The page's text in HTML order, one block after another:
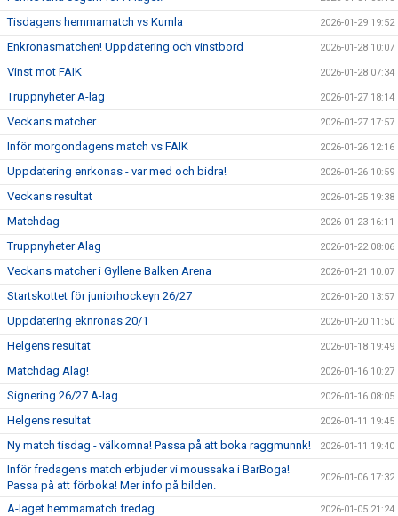
Tisdagens hemmamatch vs Kumla 2026-01-29 19:52
Enkronasmatchen! Uppdatering och vinstbord 2026-01-28 10:07
Vinst mot FAIK 2026-01-28 07:34
Truppnyheter A-lag 2026-01-27 18:14
Veckans matcher 2026-01-27 17:57
Inför morgondagens match vs FAIK 2026-01-26 12:16
Uppdatering enrkonas - var med och bidra! 2026-01-26 10:59
Veckans resultat 2026-01-25 19:38
Matchdag 2026-01-23 16:11
Truppnyheter Alag 2026-01-22 08:06
Veckans matcher i Gyllene Balken Arena 2026-01-21 10:07
Startskottet för juniorhockeyn 26/27 2026-01-20 13:57
Uppdatering eknronas 20/1 2026-01-20 11:50
Helgens resultat 2026-01-18 19:49
Matchdag Alag! 2026-01-16 10:27
Signering 26/27 A-lag 2026-01-16 08:05
Helgens resultat 2026-01-11 19:45
Ny match tisdag - välkomna! Passa på att boka raggmunnk! 2026-01-11 19:40
Inför fredagens match erbjuder vi moussaka i BarBoga!
Passa på att förboka! Mer info på bilden.
2026-01-06 17:32
A-laget hemmamatch fredag 2026-01-05 21:24